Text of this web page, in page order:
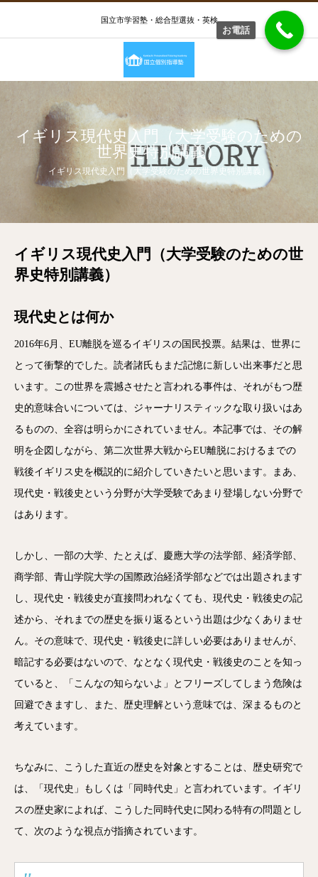
国立市学習塾・総合型選抜・英検
イギリス現代史入門（大学受験のための
世界史特別講義）
イギリス現代史入門（大学受験のための世界史特別講義）
イギリス現代史入門（大学受験のための世
界史特別講義）
現代史とは何か
2016年6月、EU離脱を巡るイギリスの国民投票。結果は、世界に
とって衝撃的でした。読者諸氏もまだ記憶に新しい出来事だと思
います。この世界を震撼させたと言われる事件は、それがもつ歴
史的意味合いについては、ジャーナリスティックな取り扱いはあ
るものの、全容は明らかにされていません。本記事では、その解
明を企図しながら、第二次世界大戦からEU離脱におけるまでの
戦後イギリス史を概説的に紹介していきたいと思います。まあ、
現代史・戦後史という分野が大学受験であまり登場しない分野で
はあります。
しかし、一部の大学、たとえば、慶應大学の法学部、経済学部、
商学部、青山学院大学の国際政治経済学部などでは出題されます
し、現代史・戦後史が直接問われなくても、現代史・戦後史の記
述から、それまでの歴史を振り返るという出題は少なくありませ
ん。その意味で、現代史・戦後史に詳しい必要はありませんが、
暗記する必要はないので、なとなく現代史・戦後史のことを知っ
ていると、「こんなの知らないよ」とフリーズしてしまう危険は
回避できますし、また、歴史理解という意味では、深まるものと
考えています。
ちなみに、こうした直近の歴史を対象とすることは、歴史研究で
は、「現代史」もしくは「同時代史」と言われています。イギリ
スの歴史家によれば、こうした同時代史に関わる特有の問題とし
て、次のような視点が指摘されています。
お電話